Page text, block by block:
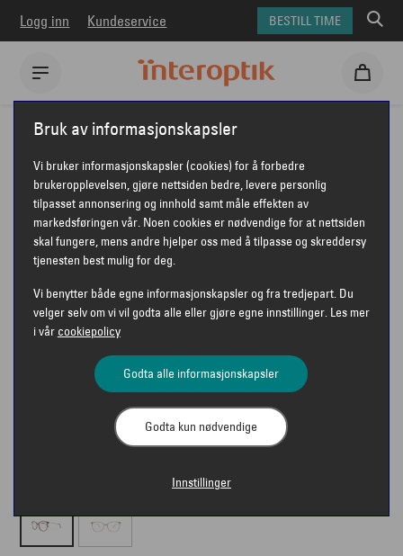
Logg inn Kundeservice BESTILL TIME
Interoptik Briller Jean Paul briller
JEAN PAUL JP510
JEAN PAUL
Bruk av informasjonskapsler
Vi bruker informasjonskapsler (cookies) for å forbedre
brukeropplevelsen, gjøre nettsiden bedre, levere personlig
tilpasset annonsering og innhold samt måle effekten av
markedsføringen vår. Noen cookies er nødvendige for at nettsiden
skal fungere, mens andre hjelper oss med å tilpasse og skreddersy
tjenesten best mulig for deg.
Vi benytter både egne informasjonskapsler og fra tredjepart. Du
velger selv om vi vil godta alle eller gjøre egne innstillinger. Les mer
i vår cookiepolicy
Godta alle informasjonskapsler
Godta kun nødvendige
Innstillinger